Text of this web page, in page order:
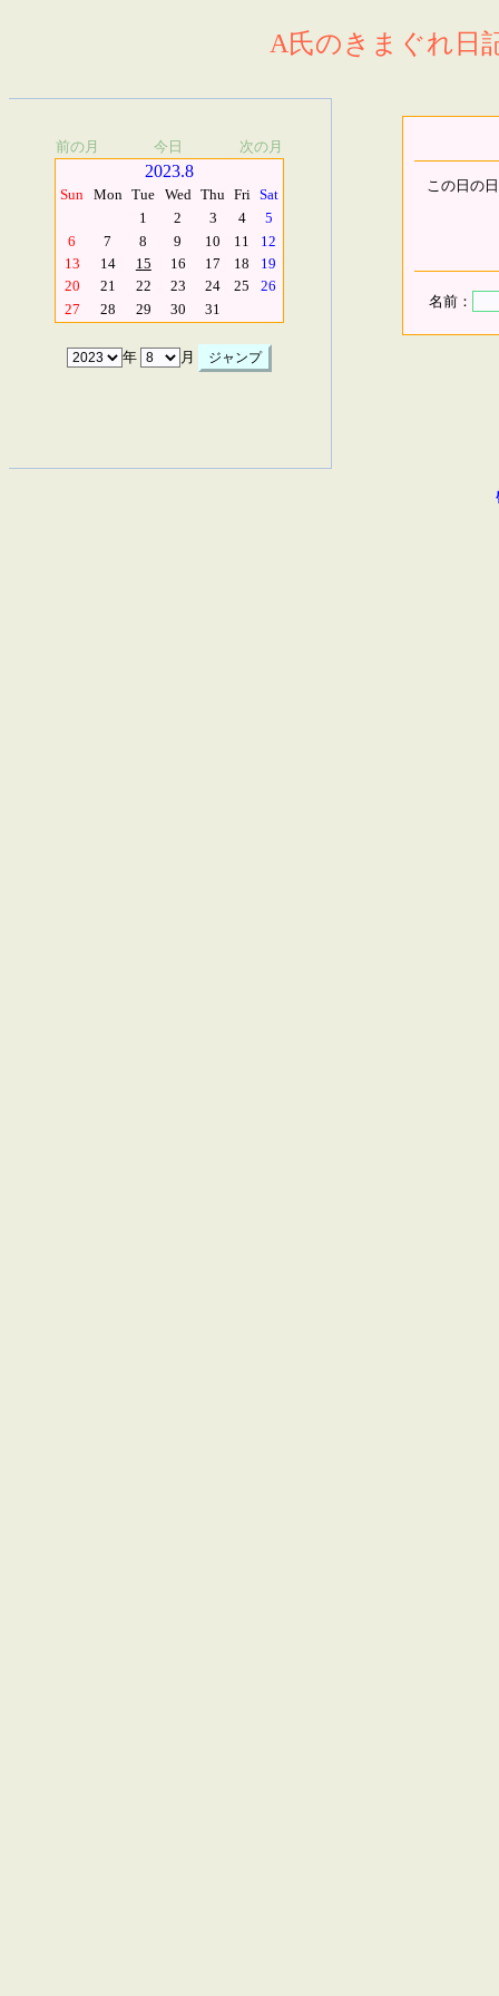
A氏のきまぐれ日
前の月 今日 次の月
2023.8
Sun Mon Tue Wed Thu Fri Sat
1
2 3 4
5
6
7 8 9 10 11
12
13
14 15 16 17 18
19
20
21 22 23 24 25
26
27
28 29 30 31
年 月
この日の
名前：